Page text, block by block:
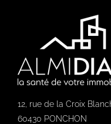
12, rue de la Croix
60430 PONCHON